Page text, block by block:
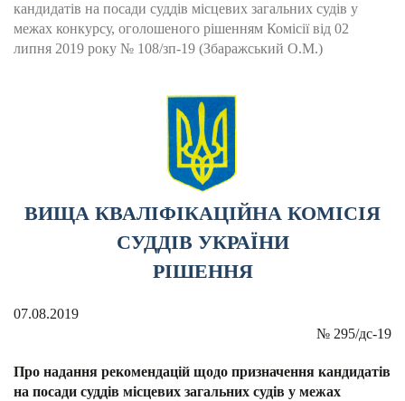
кандидатів на посади суддів місцевих загальних судів у
межах конкурсу, оголошеного рішенням Комісії від 02
липня 2019 року № 108/зп-19 (Збаражський О.М.)
ВИЩА КВАЛІФІКАЦІЙНА КОМІСІЯ
СУДДІВ УКРАЇНИ
РІШЕННЯ
07.08.2019
№ 295/дс-19
Про надання рекомендацій щодо призначення кандидатів
на посади суддів місцевих загальних судів у межах